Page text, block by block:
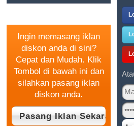
Ingin memasang iklan
diskon anda di sini?
Cepat dan Mudah. Klik
Tombol di bawah ini dan
silahkan pasang iklan
diskon anda.